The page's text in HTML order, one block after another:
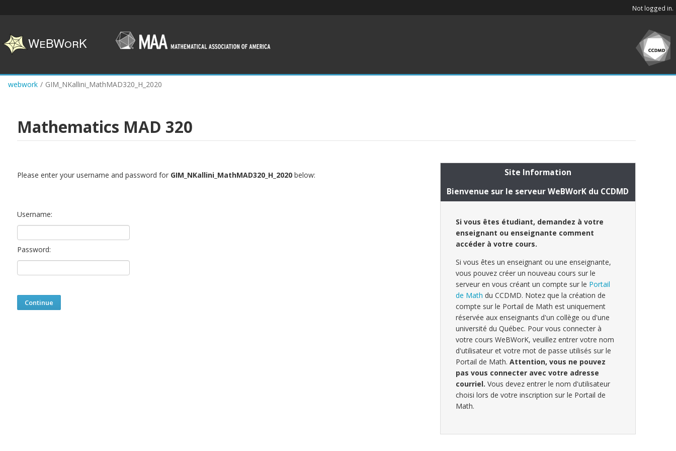
content
Not logged in.
webwork / GIM_NKallini_MathMAD320_H_2020
Mathematics MAD 320
Please enter your username and password for GIM_NKallini_MathMAD320_H_2020 below:
Username:
Password:
Site Information
Bienvenue sur le serveur WeBWorK du CCDMD
Si vous êtes étudiant, demandez à votre
enseignant ou enseignante comment
accéder à votre cours.
Si vous êtes un enseignant ou une enseignante,
vous pouvez créer un nouveau cours sur le
serveur en vous créant un compte sur le Portail
de Math du CCDMD. Notez que la création de
compte sur le Portail de Math est uniquement
réservée aux enseignants d'un collège ou d'une
université du Québec. Pour vous connecter à
votre cours WeBWorK, veuillez entrer votre nom
d'utilisateur et votre mot de passe utilisés sur le
Portail de Math. Attention, vous ne pouvez
pas vous connecter avec votre adresse
courriel. Vous devez entrer le nom d'utilisateur
choisi lors de votre inscription sur le Portail de
Math.